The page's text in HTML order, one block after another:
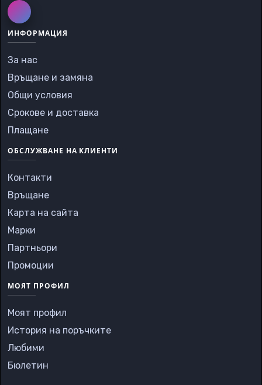
ИНФОРМАЦИЯ
За нас
Връщане и замяна
Общи условия
Срокове и доставка
Плащане
ОБСЛУЖВАНЕ НА КЛИЕНТИ
Контакти
Връщане
Карта на сайта
Марки
Партньори
Промоции
МОЯТ ПРОФИЛ
Моят профил
История на поръчките
Любими
Бюлетин